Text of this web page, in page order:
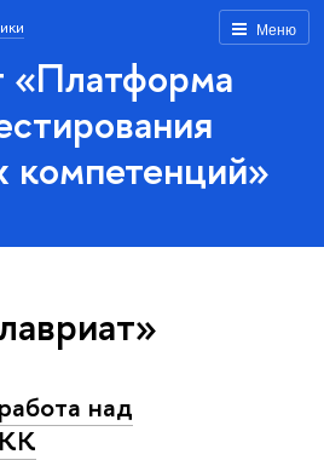
Меню
«Платформа
компетенций»
над